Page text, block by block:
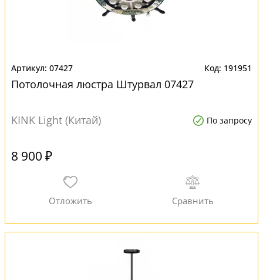
07427 191951
Потолочная люстра Штурвал 07427
KINK Light (Китай) По запросу
8 900 ₽